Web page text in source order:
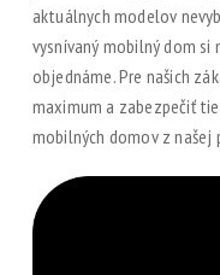
aktuálnych modelov
vysnívaný mobilný dom
objednáme. Pre našich
maximum a zabezpečiť
mobilných domov z našej